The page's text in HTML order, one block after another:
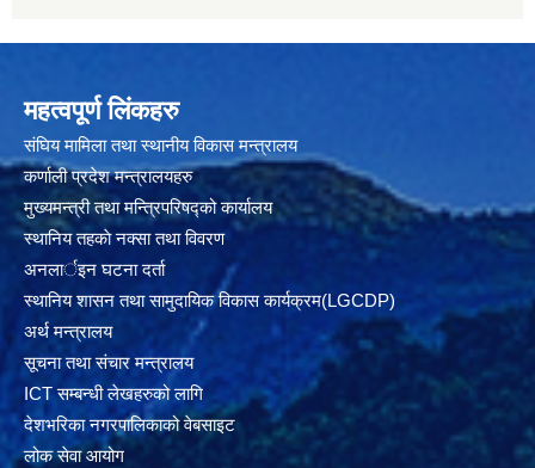
महत्वपूर्ण लिंकहरु
संघिय मामिला तथा स्थानीय विकास मन्त्रालय
कर्णाली प्रदेश मन्त्रालयहरु
मुख्यमन्त्री तथा मन्त्रिपरिषद्को कार्यालय
स्थानिय तहकाे नक्सा तथा विवरण
अनलार्इन घटना दर्ता
स्थानिय शासन तथा सामुदायिक विकास कार्यक्रम(LGCDP)
अर्थ मन्त्रालय
सूचना तथा संचार मन्त्रालय
ICT सम्बन्धी लेखहरुको लागि
देशभरिका नगरपालिकाको वेबसाइट
लोक सेवा आयोग